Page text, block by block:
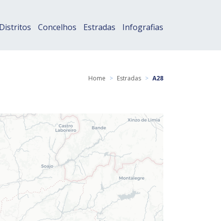
Concelhos Estradas Infografias
Home > Estradas > A28